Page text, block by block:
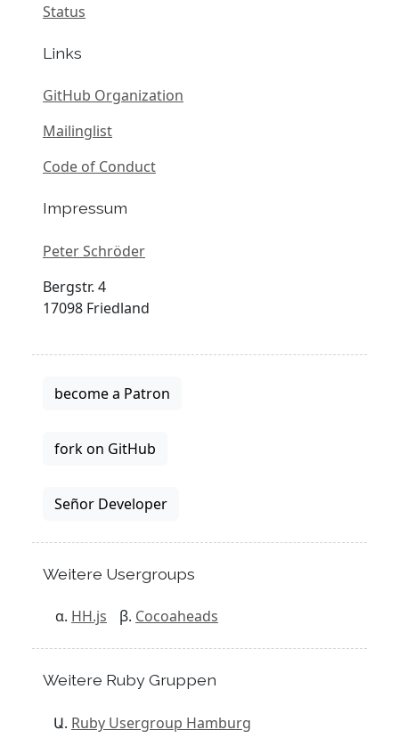
Status
Links
GitHub Organization
Mailinglist
Code of Conduct
Impressum
Peter Schröder
Bergstr. 4
17098 Friedland
become a Patron
fork on GitHub
Señor Developer
Weitere Usergroups
HH.js Cocoaheads
Weitere Ruby Gruppen
Ruby Usergroup Hamburg